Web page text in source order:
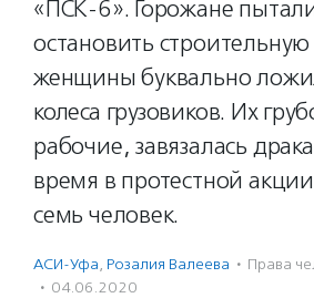
«ПСК-6». Горожане
остановить строительную
женщины буквально
колеса грузовиков. Их
рабочие, завязалась
время в протестной
семь человек.
АСИ-Уфа, Розалия Валеева · Права
· 04.06.2020